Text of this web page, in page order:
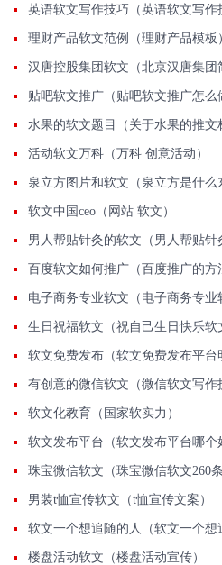
英语软文写作技巧（英语软文写作
理财产品软文范例（理财产品模板
汉唐控股集团软文（北京汉唐集团
贴吧软文推广（贴吧软文推广怎么
水果的软文题目（关于水果的推文
活动软文万科（万科 创意活动）
泉立方图片和软文（泉立方是什么
软文中国ceo（网站 软文）
男人帮贴针灸的软文（男人帮贴针
百度软文如何推广（百度推广的方
电子商务专业软文（电子商务专业
生日祝福软文（祝自己生日快乐软
软文免费发布（软文免费发布平台
有创意的微信软文（微信软文写作
软文化教育（国家软实力）
软文发布平台（软文发布平台哪个
珠宝微信软文（珠宝微信软文260条
男装t恤宣传软文（t恤宣传文案）
软文一个想追随的人（软文一个想
楼盘活动软文（楼盘活动宣传）